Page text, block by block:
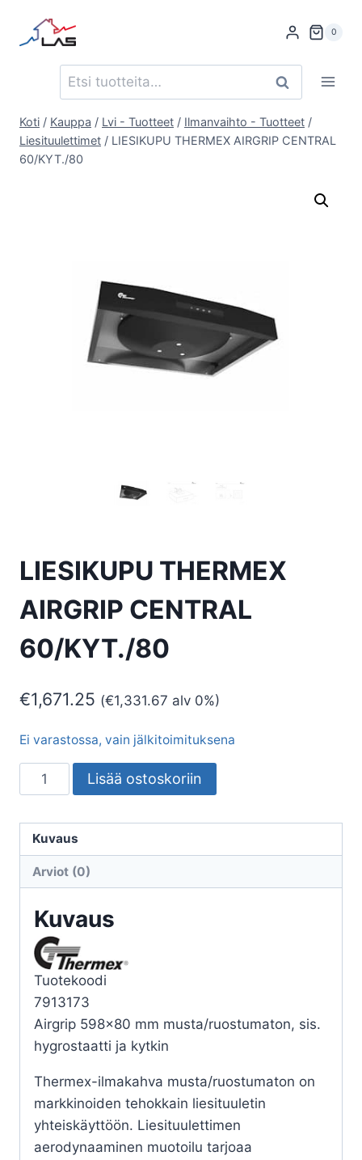
sisältöön
0
Etsi: Haku
Koti / Kauppa / Lvi - Tuotteet / Ilmanvaihto - Tuotteet /
Liesituulettimet / LIESIKUPU THERMEX AIRGRIP CENTRAL
60/KYT./80
LIESIKUPU THERMEX
AIRGRIP CENTRAL
60/KYT./80
€1,671.25 (€1,331.67 alv 0%)
Ei varastossa, vain jälkitoimituksena
LIESIKUPU
THERMEX
CENTRAL
60/KYT./80
määrä
Lisää ostoskoriin
Kuvaus
Arviot (0)
Kuvaus
Tuotekoodi
7913173
Airgrip 598×80 mm musta/ruostumaton, sis.
hygrostaatti ja kytkin
Thermex-ilmakahva musta/ruostumaton on
markkinoiden tehokkain liesituuletin
yhteiskäyttöön. Liesituulettimen
aerodynaaminen muotoilu tarjoaa